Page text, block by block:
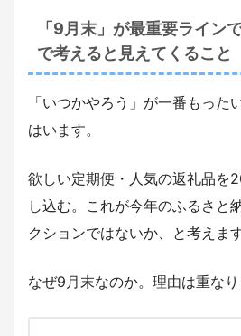
「9月末」が最重要ライン
で考えると見えてくること
「いつかやろう」が一番もった
はいます。
欲しい定期便・人気の返礼品を
し込む。これが今年のふるさと
クションではないか、と考えます
なぜ9月末なのか。理由は重なり